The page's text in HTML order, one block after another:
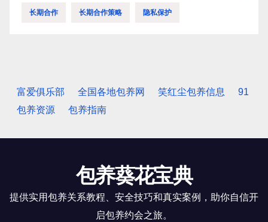
长期合作 长期合作策略 隐私保护
富爱俱乐部 全国各地包养网 笑红尘包养信息
91
包养资源
包养指南
包养葵花宝典
提供实用包养关系教程、安全技巧和真实案例，助你自信开
启包养约会之旅。